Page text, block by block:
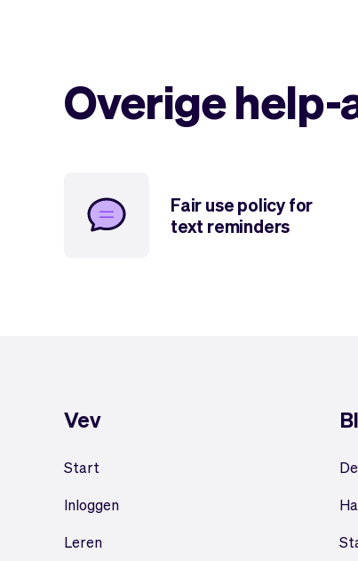
Overige
Fair use policy for
text reminders
Vev
Start
Inloggen
Leren